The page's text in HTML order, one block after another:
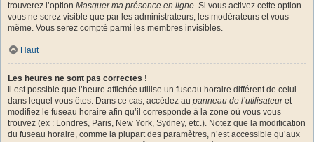
trouverez l’option Masquer ma présence en ligne. Si vous activez cette option
vous ne serez visible que par les administrateurs, les modérateurs et vous-
même. Vous serez compté parmi les membres invisibles.
Haut
Les heures ne sont pas correctes !
Il est possible que l’heure affichée utilise un fuseau horaire différent de celui
dans lequel vous êtes. Dans ce cas, accédez au panneau de l’utilisateuret
modifiez le fuseau horaire afin qu’il corresponde à la zone où vous vous
trouvez (ex : Londres, Paris, New York, Sydney, etc.). Notez que la modification
du fuseau horaire, comme la plupart des paramètres, n’est accessible qu’aux